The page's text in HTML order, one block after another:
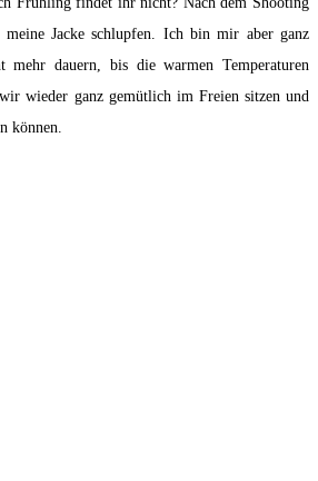
Jacke schlupfen. Ich bin mir aber ganz
mehr dauern, bis die warmen Temperaturen
wieder ganz gemütlich im Freien sitzen und
können.